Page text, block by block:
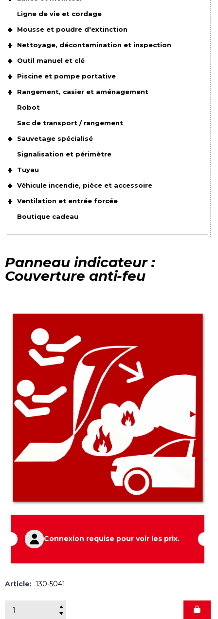
Ligne de vie et cordage
Mousse et poudre d'extinction
Nettoyage, décontamination et inspection
Outil manuel et clé
Piscine et pompe portative
Rangement, casier et aménagement
Robot
Sac de transport / rangement
Sauvetage spécialisé
Signalisation et périmètre
Tuyau
Véhicule incendie, pièce et accessoire
Ventilation et entrée forcée
Boutique cadeau
Panneau indicateur :
Couverture anti-feu
Connexion requise pour voir les prix.
Article: 130-5041